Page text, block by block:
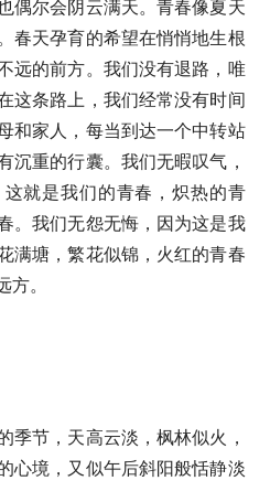
偶尔会阴云满天。青春像夏天
春天孕育的希望在悄悄地生根
远的前方。我们没有退路，唯
这条路上，我们经常没有时间
和家人，每当到达一个中转站
沉重的行囊。我们无暇叹气，
就是我们的青春，炽热的青
。我们无怨无悔，因为这是我
满塘，繁花似锦，火红的青春
方。
季节，天高云淡，枫林似火，
心境，又似午后斜阳般恬静淡